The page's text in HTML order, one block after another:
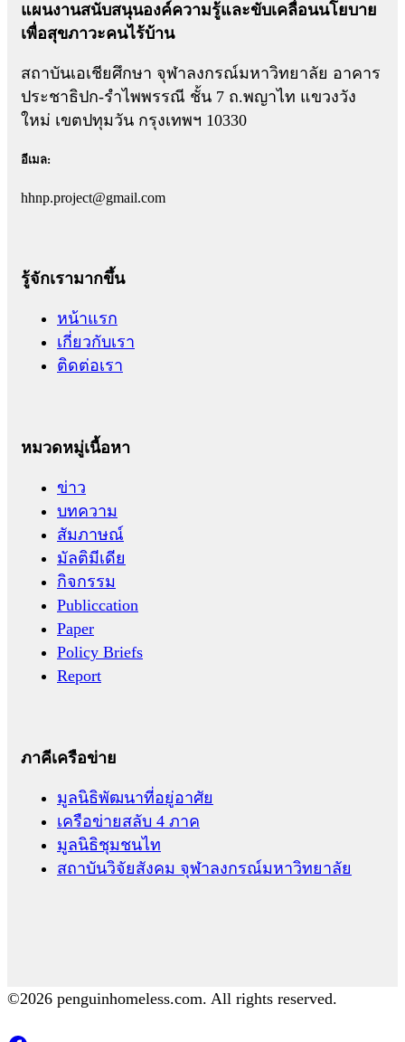
แผนงานสนับสนุนองค์ความรู้และขับเคลื่อนนโยบาย
เพื่อสุขภาวะคนไร้บ้าน
สถาบันเอเชียศึกษา จุฬาลงกรณ์มหาวิทยาลัย อาคาร
ประชาธิปก-รำไพพรรณี ชั้น 7 ถ.พญาไท แขวงวัง
ใหม่ เขตปทุมวัน กรุงเทพฯ 10330
อีเมล:
hhnp.project@gmail.com
รู้จักเรามากขึ้น
หน้าแรก
เกี่ยวกับเรา
ติดต่อเรา
หมวดหมู่เนื้อหา
ข่าว
บทความ
สัมภาษณ์
มัลติมีเดีย
กิจกรรม
Publiccation
Paper
Policy Briefs
Report
ภาคีเครือข่าย
มูลนิธิพัฒนาที่อยู่อาศัย
เครือข่ายสลับ 4 ภาค
มูลนิธิชุมชนไท
สถาบันวิจัยสังคม จุฬาลงกรณ์มหาวิทยาลัย
©2026 penguinhomeless.com. All rights reserved.